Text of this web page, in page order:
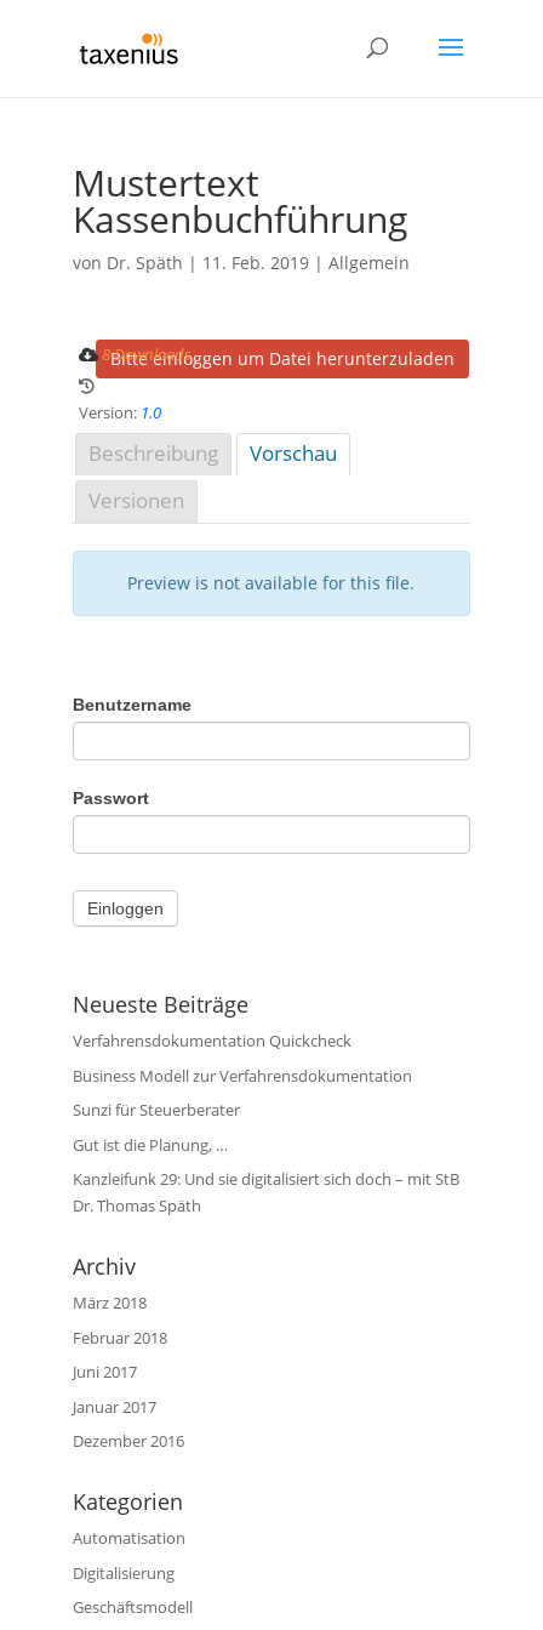
Mustertext
Kassenbuchführung
von Dr. Späth | 11. Feb. 2019| Allgemein
Bitte einloggen um Datei herunterzuladen
8 Downloads
Version: 1.0
Beschreibung
Vorschau
Versionen
Preview is not available for this file.
Benutzername
Passwort
Neueste Beiträge
Verfahrensdokumentation Quickcheck
Business Modell zur Verfahrensdokumentation
Sunzi für Steuerberater
Gut ist die Planung, …
Kanzleifunk 29: Und sie digitalisiert sich doch – mit StB
Dr. Thomas Späth
Archiv
März 2018
Februar 2018
Juni 2017
Januar 2017
Dezember 2016
Kategorien
Automatisation
Digitalisierung
Geschäftsmodell